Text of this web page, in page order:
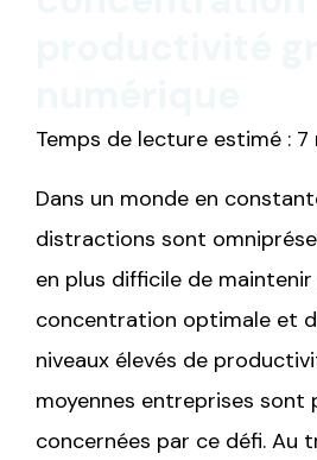
Temps de lecture estimé :
Dans un monde en
distractions sont
en plus difficile de maintenir
concentration optimale et
niveaux élevés de
moyennes entreprises sont
concernées par ce défi. Au